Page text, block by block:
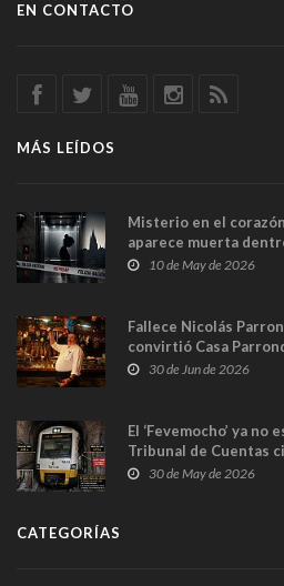
EN CONTACTO
MÁS LEÍDOS
Misterio en el
aparece muerta
y las cámaras captan
10 de May de 2026
Fallece Nicolás
convirtió Casa
en Madrid
30 de Jun de 2026
El ‘Fevemocho’ ya no
Tribunal de Cuentas
sobrecoste de los
30 de May de 2026
CATEGORÍAS